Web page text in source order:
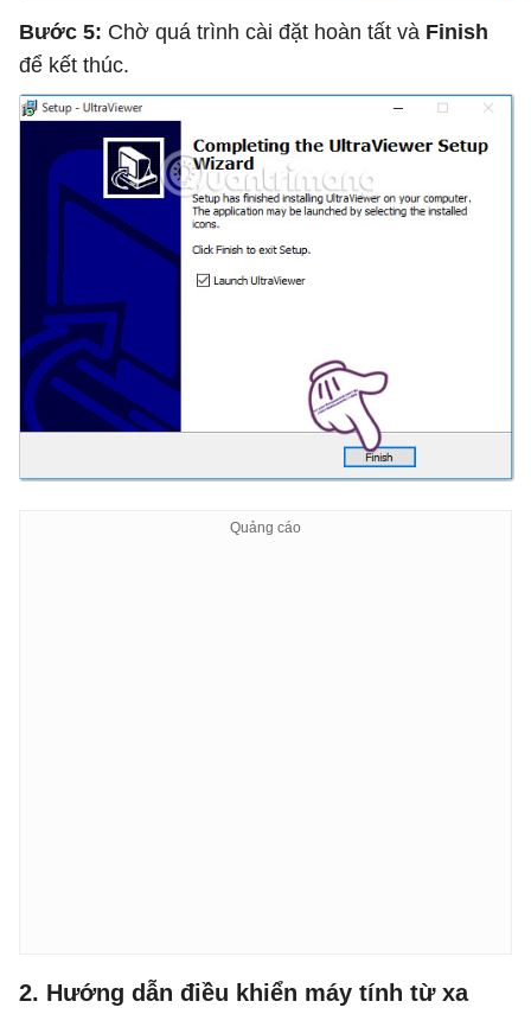
Bước 5: Chờ quá trình cài đặt hoàn tất và Finish
để kết thúc.
2. Hướng dẫn điều khiển máy tính từ xa